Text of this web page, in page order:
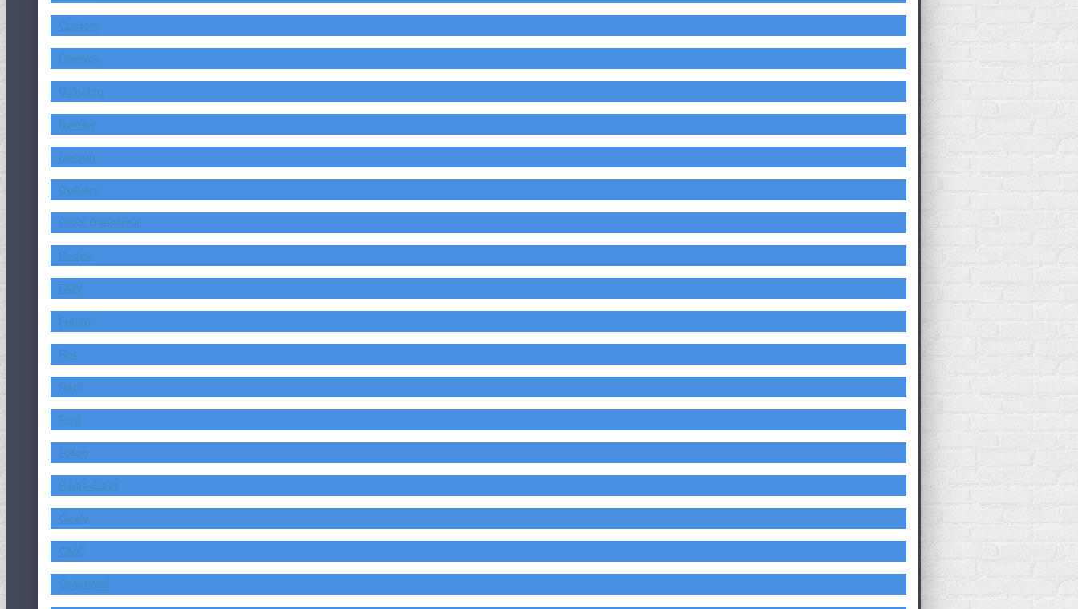
Custom
Daewoo
Daihatsu
Daimler
Datsun
Delivery
DFSK Dongfeng
Dodge
FAW
Ferrari
Fiat
Fiath
Ford
Foton
Fuyao Glass
Geely
GMC
GreatWall